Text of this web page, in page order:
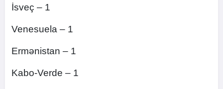
İsveç – 1
Venesuela – 1
Ermənistan – 1
Kabo-Verde – 1